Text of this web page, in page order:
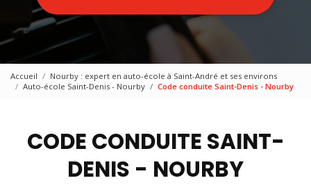
Accueil
Nourby : expert en auto-école à Saint-André et ses environs
Auto-école Saint-Denis - Nourby
Code conduite Saint-Denis - Nourby
CODE CONDUITE SAINT-
DENIS - NOURBY